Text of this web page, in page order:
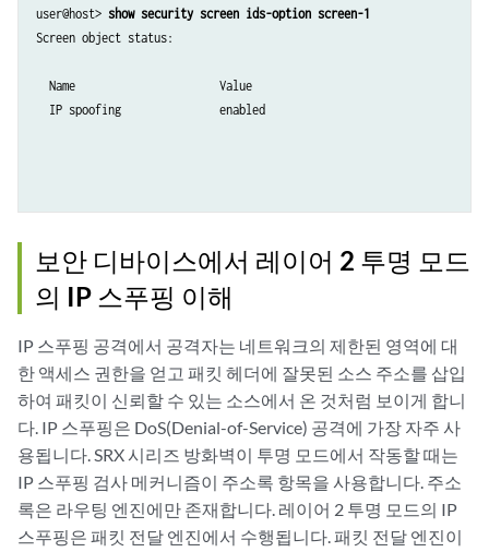
user@host> show security screen ids-option screen-1
Screen object status:
  Name                      Value
  IP spoofing               enabled
보안 디바이스에서 레이어 2 투명 모드
의 IP 스푸핑 이해
IP 스푸핑 공격에서 공격자는 네트워크의 제한된 영역에 대
한 액세스 권한을 얻고 패킷 헤더에 잘못된 소스 주소를 삽입
하여 패킷이 신뢰할 수 있는 소스에서 온 것처럼 보이게 합니
다. IP 스푸핑은 DoS(Denial-of-Service) 공격에 가장 자주 사
용됩니다. SRX 시리즈 방화벽이 투명 모드에서 작동할 때는
IP 스푸핑 검사 메커니즘이 주소록 항목을 사용합니다. 주소
록은 라우팅 엔진에만 존재합니다. 레이어 2 투명 모드의 IP
스푸핑은 패킷 전달 엔진에서 수행됩니다. 패킷 전달 엔진이